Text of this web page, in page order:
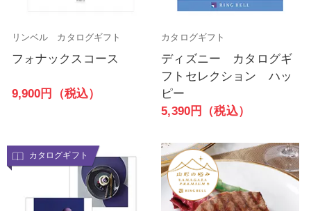
リンベル カタログギフト
フォナックスコース
9,900円（税込）
カタログギフト
ディズニー カタログギ
フトセレクション ハッ
ピー
5,390円（税込）
カタログギフト